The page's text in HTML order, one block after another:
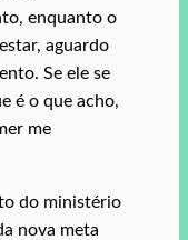
enquanto o
aguardo
Se ele se
é o que acho,
me
do ministério
nova meta